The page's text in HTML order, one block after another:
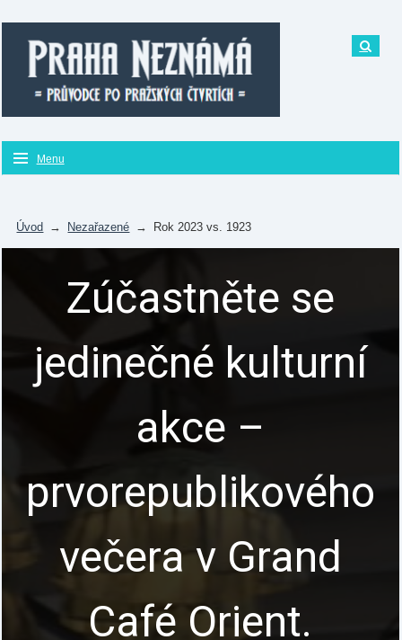
Menu
Úvod → Nezařazené → Rok 2023 vs. 1923
Program
Poutavé vycházky Prahou s profesionálními